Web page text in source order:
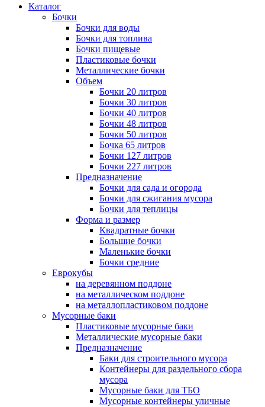
Каталог
Бочки
Бочки для воды
Бочки для топлива
Бочки пищевые
Пластиковые бочки
Металлические бочки
Объем
Бочки 20 литров
Бочки 30 литров
Бочки 40 литров
Бочки 48 литров
Бочки 50 литров
Бочка 65 литров
Бочки 127 литров
Бочки 227 литров
Предназначение
Бочки для сада и огорода
Бочки для сжигания мусора
Бочки для теплицы
Форма и размер
Квадратные бочки
Большие бочки
Маленькие бочки
Бочки средние
Еврокубы
на деревянном поддоне
на металлическом поддоне
на металлопластиковом поддоне
Мусорные баки
Пластиковые мусорные баки
Металлические мусорные баки
Предназначение
Баки для строительного мусора
Контейнеры для раздельного сбора
мусора
Мусорные баки для ТБО
Мусорные контейнеры уличные